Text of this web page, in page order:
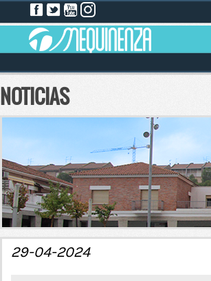
NOTICIAS
29-04-2024